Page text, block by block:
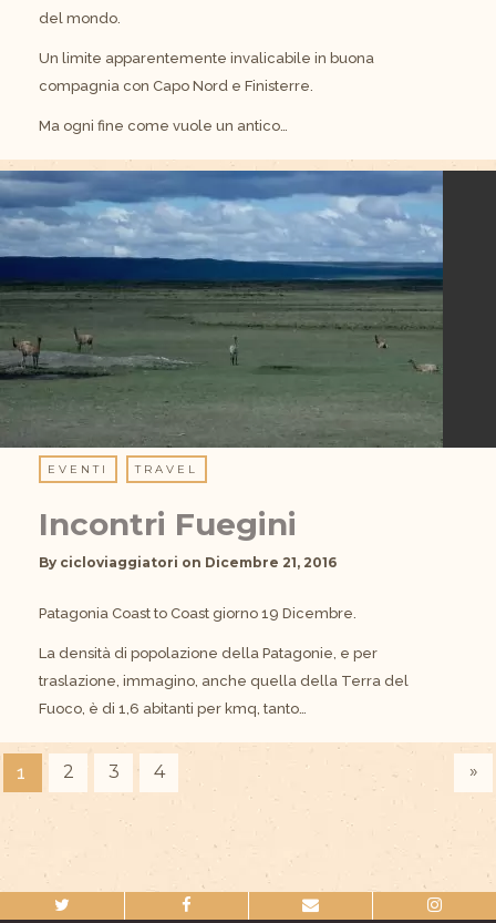
del mondo.
Un limite apparentemente invalicabile in buona
compagnia con Capo Nord e Finisterre.
Ma ogni fine come vuole un antico…
EVENTI TRAVEL
Incontri Fuegini
By cicloviaggiatori on Dicembre 21, 2016
Patagonia Coast to Coast giorno 19 Dicembre.
La densità di popolazione della Patagonie, e per
traslazione, immagino, anche quella della Terra del
Fuoco, è di 1,6 abitanti per kmq, tanto…
1 2 3 4 »